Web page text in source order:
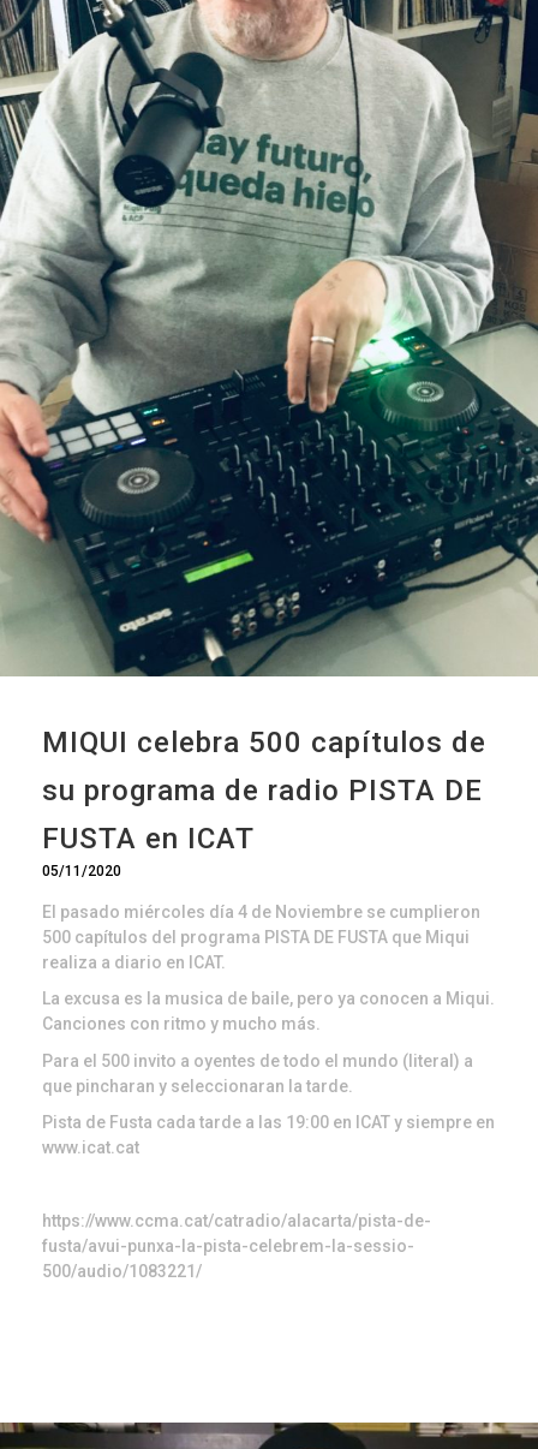
MIQUI celebra 500 capítulos de
su programa de radio PISTA DE
FUSTA en ICAT
05/11/2020
El pasado miércoles día 4 de Noviembre se cumplieron
500 capítulos del programa PISTA DE FUSTA que Miqui
realiza a diario en ICAT.
La excusa es la musica de baile, pero ya conocen a Miqui.
Canciones con ritmo y mucho más.
Para el 500 invito a oyentes de todo el mundo (literal) a
que pincharan y seleccionaran la tarde.
Pista de Fusta cada tarde a las 19:00 en ICAT y siempre en
www.icat.cat
https://www.ccma.cat/catradio/alacarta/pista-de-
fusta/avui-punxa-la-pista-celebrem-la-sessio-
500/audio/1083221/